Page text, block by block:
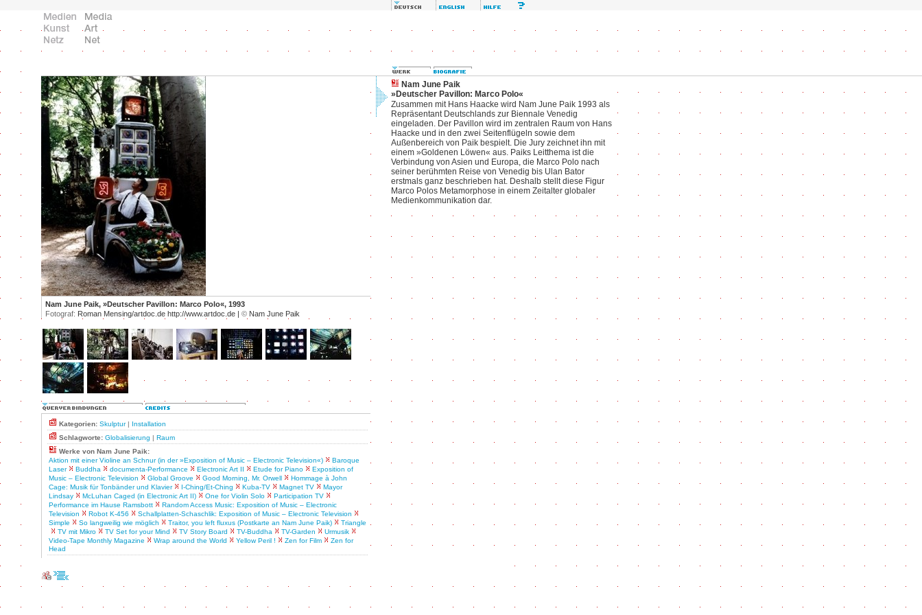
Nam June Paik, »Deutscher Pavillon: Marco Polo«, 1993
Fotograf: Roman Mensing/artdoc.de http://www.artdoc.de | © Nam June Paik
Kategorien: Skulptur| Installation
Schlagworte: Globalisierung | Raum
Werke von Nam June Paik:
Aktion mit einer Violine an Schnur (in der »Exposition of Music – Electronic Television«)
Baroque
Laser
Buddha documenta-Performance Electronic Art II Etude for Piano
Exposition of
Music – Electronic Television
Global Groove Good Morning, Mr. Orwell
Hommage à John
Cage: Musik für Tonbänder und Klavier
I-Ching/Et-Ching Kuba-TV Magnet TV
Mayor
Lindsay
McLuhan Caged (in Electronic Art II) One for Violin Solo
Participation TV
Performance im Hause Ramsbott
Random Access Music: Exposition of Music – Electronic
Television
Robot K-456
Schallplatten-Schaschlik: Exposition of Music – Electronic Television
Simple
So langweilig wie möglich Traitor, you left fluxus (Postkarte an Nam June Paik)
Triangle
TV mit Mikro
TV Set for your Mind TV Story Board TV-Buddha TV-Garden
Urmusik
Video-Tape Monthly Magazine
Wrap around the World Yellow Peril ! Zen for Film
Zen for
Head
Nam June Paik
»Deutscher Pavillon: Marco Polo«
Zusammen mit Hans Haacke wird Nam June Paik 1993 als
Repräsentant Deutschlands zur Biennale Venedig
eingeladen. Der Pavillon wird im zentralen Raum von Hans
Haacke und in den zwei Seitenflügeln sowie dem
Außenbereich von Paik bespielt. Die Jury zeichnet ihn mit
einem »Goldenen Löwen« aus. Paiks Leitthema ist die
Verbindung von Asien und Europa, die Marco Polo nach
seiner berühmten Reise von Venedig bis Ulan Bator
erstmals ganz beschrieben hat. Deshalb stellt diese Figur
Marco Polos Metamorphose in einem Zeitalter globaler
Medienkommunikation dar.